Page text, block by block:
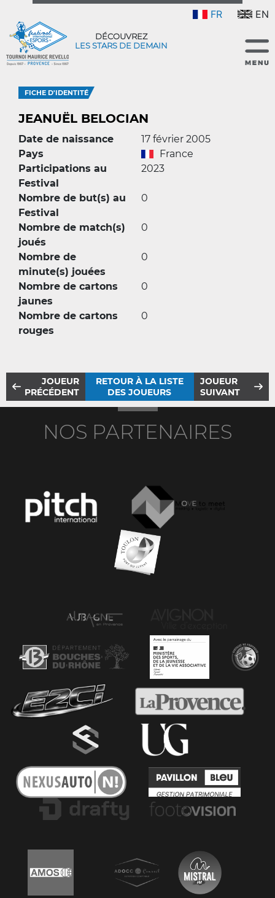
FR EN
DÉCOUVREZ
LES STARS DE DEMAIN
FICHE D'IDENTITÉ
JEANUËL BELOCIAN
Date de naissance
17 février 2005
Pays
France
Participations au
Festival
2023
Nombre de but(s) au
Festival
0
Nombre de match(s)
joués
0
Nombre de
minute(s) jouées
0
Nombre de cartons
jaunes
0
Nombre de cartons
rouges
0
JOUEUR
PRÉCÉDENT
RETOUR À LA LISTE
DES JOUEURS
JOUEUR
SUIVANT
NOS PARTENAIRES